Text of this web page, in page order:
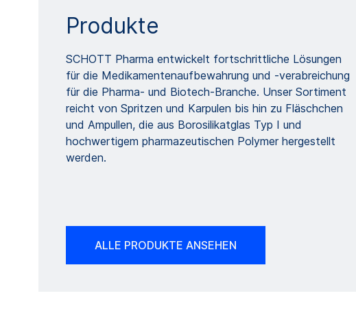
Produkte
SCHOTT Pharma entwickelt fortschrittliche Lösungen
für die Medikamentenaufbewahrung und -verabreichung
für die Pharma- und Biotech-Branche. Unser Sortiment
reicht von Spritzen und Karpulen bis hin zu Fläschchen
und Ampullen, die aus Borosilikatglas Typ I und
hochwertigem pharmazeutischen Polymer hergestellt
werden.
ALLE PRODUKTE ANSEHEN